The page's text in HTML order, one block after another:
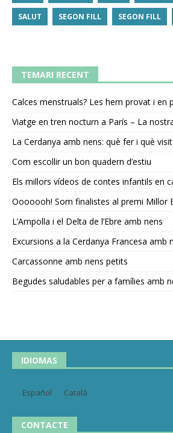
SALUT SEGON FILL SEGON FILL
TEMARI RECENT
Calces menstruals? Les hem provat i en
Viatge en tren nocturn a París – La
La Cerdanya amb nens: què fer i què
Com escollir un bon quadern d’estiu
Els millors vídeos de contes infantils en
Ooooooh! Som finalistes al premi Millor
L’Ampolla i el Delta de l’Ebre amb nens
Excursions a la Cerdanya Francesa amb
Carcassonne amb nens petits
Begudes saludables per a famílies amb
IDIOMAS
Español Català
CONTACTE